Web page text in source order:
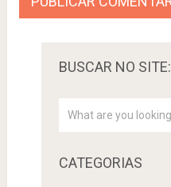
BUSCAR NO SITE:
CATEGORIAS